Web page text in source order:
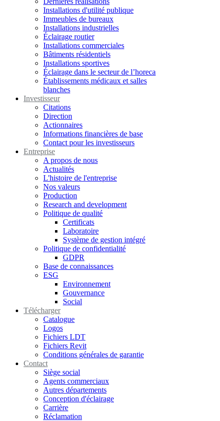
Installations d'utilité publique
Immeubles de bureaux
Installations industrielles
Éclairage routier
Installations commerciales
Bâtiments résidentiels
Installations sportives
Éclairage dans le secteur de l’horeca
Établissements médicaux et salles
blanches
Investisseur
Citations
Direction
Actionnaires
Informations financières de base
Contact pour les investisseurs
Entreprise
A propos de nous
Actualités
L'histoire de l'entreprise
Nos valeurs
Production
Research and development
Politique de qualité
Certificats
Laboratoire
Système de gestion intégré
Politique de confidentialité
GDPR
Base de connaissances
ESG
Environnement
Gouvernance
Social
Télécharger
Catalogue
Logos
Fichiers LDT
Fichiers Revit
Conditions générales de garantie
Contact
Siège social
Agents commerciaux
Autres départements
Conception d'éclairage
Carrière
Réclamation